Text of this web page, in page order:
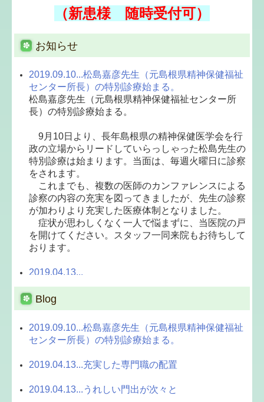
（新患様 随時受付可）
お知らせ
2019.09.10...松島嘉彦先生（元島根県精神保健福祉
センター所長）の特別診療始まる。
松島嘉彦先生（元島根県精神保健福祉センター所
長）の特別診療始まる。
9月10日より、長年島根県の精神保健医学会を行
政の立場からリードしていらっしゃった松島先生の
特別診療は始まります。当面は、毎週火曜日に診察
をされます。
これまでも、複数の医師のカンファレンスによる
診察の内容の充実を図ってきましたが、先生の診察
が加わりより充実した医療体制となりました。
症状が思わしくなく一人で悩まずに、当医院の戸
を開けてください。スタッフ一同来院もお待ちして
おります。
2019.04.13...
ゴールデンウイーク 10連休中の診察日について
本院では、患者様のスムーズな治療継続のため
に、10連休の間にあたる 4月30日（火） 5月1日
（水） 5月2日（木）の3日間診療を行います。
また、急患・初診の方の診察も行いますので、事
前の連絡をお願いいたします。
2018.09.18...ぜひ、ご覧ください
ぜひ、ご覧ください
Blog
2019.09.10...松島嘉彦先生（元島根県精神保健福祉
センター所長）の特別診療始まる。
2019.04.13...充実した専門職の配置
2019.04.13...うれしい門出が次々と